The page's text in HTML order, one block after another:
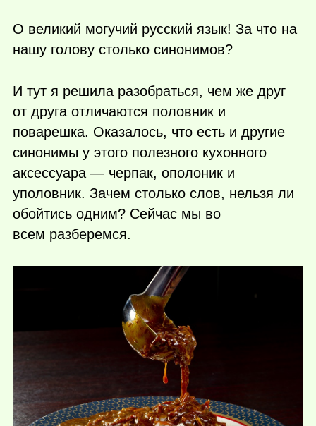
О великий могучий русский язык! За что на
нашу голову столько синонимов?
И тут я решила разобраться, чем же друг
от друга отличаются половник и
поварешка. Оказалось, что есть и другие
синонимы у этого полезного кухонного
аксессуара — черпак, ополоник и
уполовник. Зачем столько слов, нельзя ли
обойтись одним? Сейчас мы во
всем разберемся.